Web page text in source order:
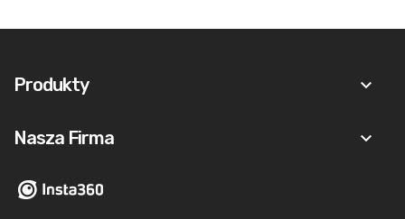
Produkty keyboard_arrow_down
Nasza Firma keyboard_arrow_down